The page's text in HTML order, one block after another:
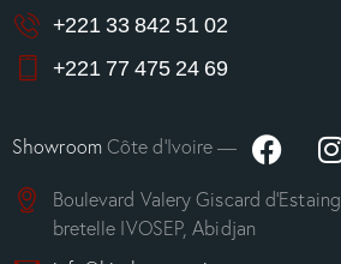
+221 33 842 51 02
+221 77 475 24 69
ShowroomCôte d’Ivoire —
Boulevard Valery Giscard d’Estaing,
bretelle IVOSEP, Abidjan